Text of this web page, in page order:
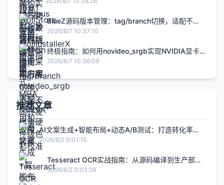
BlueZ源码版本管理：tag/branch切换，适配不同
开发场景
2026/8/7 10:37:10
终极指南：如何用novideo_srgb实现NVIDIA显卡
硬件级色彩校准
2026/8/7 10:36:09
推荐文章
AI文案生成+智能布局+动态A/B测试：打造转化率提
升2.8倍的H5智能设计闭环，限免内测通道今日关闭
2026/8/2 0:01:15
Tesseract OCR实战指南：从源码编译到生产部署
的完整解决方案
2026/8/2 0:03:29